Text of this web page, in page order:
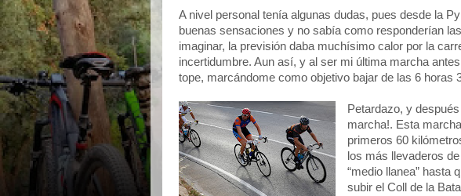
A nivel personal tenía algunas dudas, pues desde la
buenas sensaciones y no sabía como responderían
imaginar, la previsión daba muchísimo calor por la
incertidumbre. Aun así, y al ser mi última marcha
tope, marcándome como objetivo bajar de las 6 horas
Petardazo, y
marcha!. Esta
primeros 60
los más llevaderos
“medio llanea” hasta
subir el Coll de la